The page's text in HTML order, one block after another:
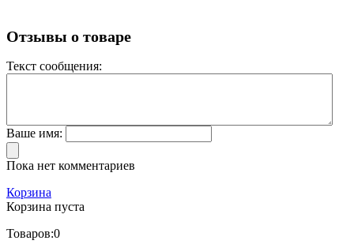
Отзывы о товаре
Текст сообщения:
Ваше имя:
Пока нет комментариев
Корзина
Корзина пуста
Товаров:0